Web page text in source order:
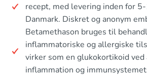
recept, med levering inden for
Danmark. Diskret og anonym
Betamethason bruges til
inflammatoriske og allergiske
virker som en glukokortikoid ved
inflammation og